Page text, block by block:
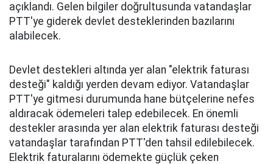
açıklandı. Gelen bilgiler doğrultusunda vatandaşlar
PTT'ye giderek devlet desteklerinden bazılarını
alabilecek.
Devlet destekleri altında yer alan "elektrik faturası
desteği" kaldığı yerden devam ediyor. Vatandaşlar
PTT'ye gitmesi durumunda hane bütçelerine nefes
aldıracak ödemeleri talep edebilecek. En önemli
destekler arasında yer alan elektrik faturası desteği
vatandaşlar tarafından PTT'den tahsil edilebilecek.
Elektrik faturalarını ödemekte güçlük çeken